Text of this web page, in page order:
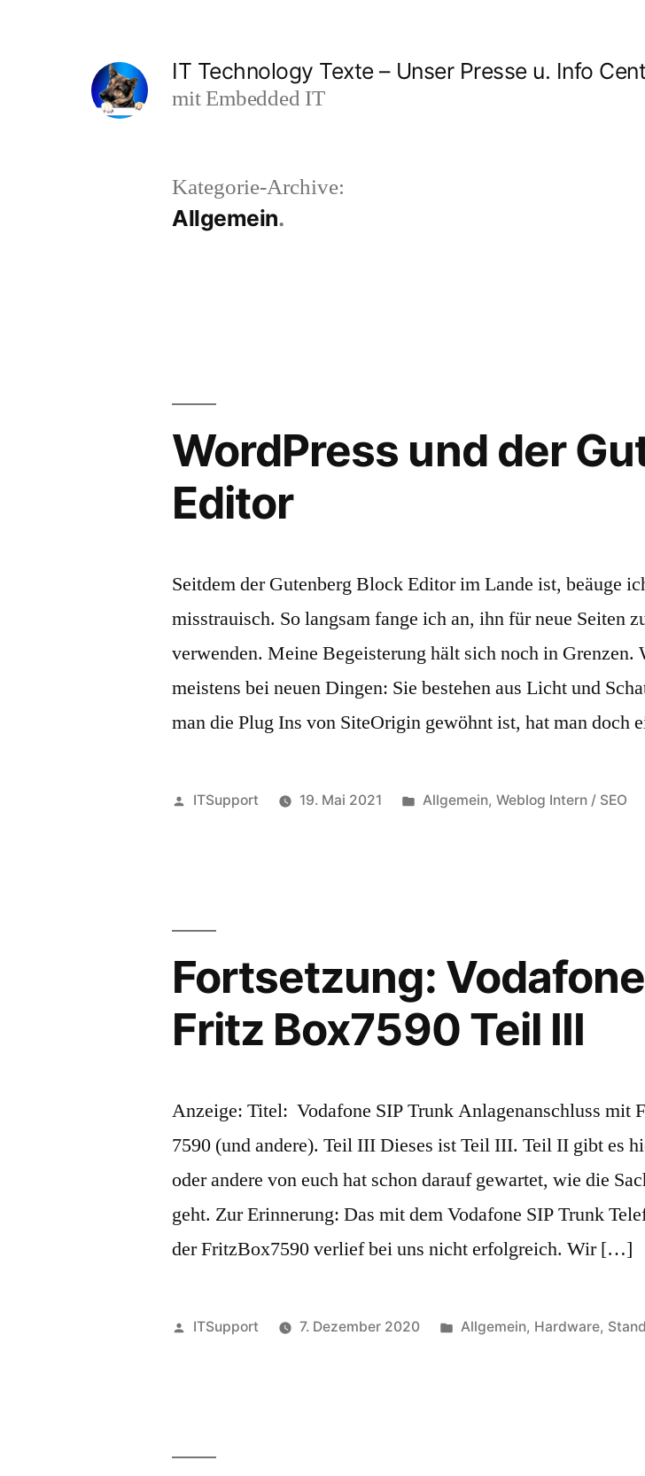
IT Technology Texte – Unser Presse u. Info
mit Embedded IT
Kategorie-Archive:
Allgemein
WordPress und der
Editor
Seitdem der Gutenberg Block Editor im Lande ist, beäuge
misstrauisch. So langsam fange ich an, ihn für neue Seiten
verwenden. Meine Begeisterung hält sich noch in Grenzen.
meistens bei neuen Dingen: Sie bestehen aus Licht und
man die Plug Ins von SiteOrigin gewöhnt ist, hat man
Veröffentlicht
ITSupport 19. Mai 2021
Veröffentlicht
Allgemein, Weblog Intern / SEO
Fortsetzung:
Fritz Box7590 Teil III
Anzeige: Titel: Vodafone SIP Trunk Anlagenanschluss mit
7590 (und andere). Teil III Dieses ist Teil III. Teil II gibt es
oder andere von euch hat schon darauf gewartet, wie die
geht. Zur Erinnerung: Das mit dem Vodafone SIP Trunk
der FritzBox7590 verlief bei uns nicht erfolgreich. Wir […]
Veröffentlicht
ITSupport 7. Dezember 2020
Veröffentlicht
Allgemein, Hardware,